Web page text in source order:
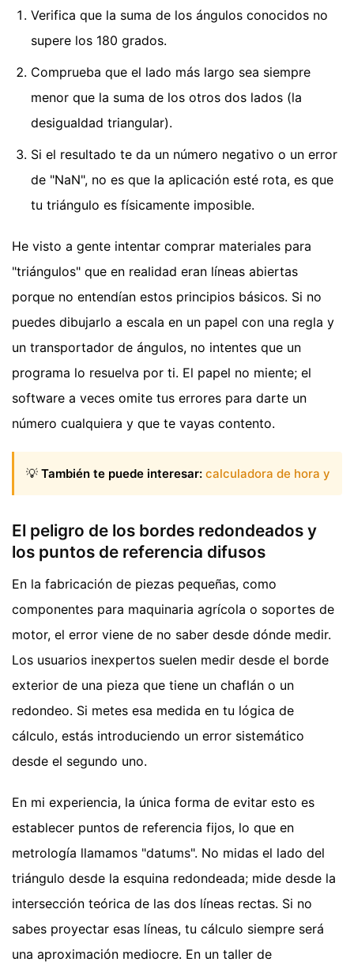
Verifica que la suma de los ángulos conocidos no
supere los 180 grados.
Comprueba que el lado más largo sea siempre
menor que la suma de los otros dos lados (la
desigualdad triangular).
Si el resultado te da un número negativo o un error
de "NaN", no es que la aplicación esté rota, es que
tu triángulo es físicamente imposible.
He visto a gente intentar comprar materiales para
"triángulos" que en realidad eran líneas abiertas
porque no entendían estos principios básicos. Si no
puedes dibujarlo a escala en un papel con una regla y
un transportador de ángulos, no intentes que un
programa lo resuelva por ti. El papel no miente; el
software a veces omite tus errores para darte un
número cualquiera y que te vayas contento.
💡 También te puede interesar: calculadora de hora y
El peligro de los bordes redondeados y
los puntos de referencia difusos
En la fabricación de piezas pequeñas, como
componentes para maquinaria agrícola o soportes de
motor, el error viene de no saber desde dónde medir.
Los usuarios inexpertos suelen medir desde el borde
exterior de una pieza que tiene un chaflán o un
redondeo. Si metes esa medida en tu lógica de
cálculo, estás introduciendo un error sistemático
desde el segundo uno.
En mi experiencia, la única forma de evitar esto es
establecer puntos de referencia fijos, lo que en
metrología llamamos "datums". No midas el lado del
triángulo desde la esquina redondeada; mide desde la
intersección teórica de las dos líneas rectas. Si no
sabes proyectar esas líneas, tu cálculo siempre será
una aproximación mediocre. En un taller de